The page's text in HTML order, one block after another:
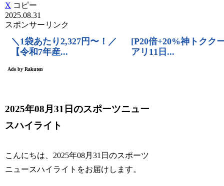
X コピー
2025.08.31
スポンサーリンク
2025年08月31日のスポーツニュー
スハイライト
こんにちは、2025年08月31日のスポーツ
ニュースハイライトをお届けします。